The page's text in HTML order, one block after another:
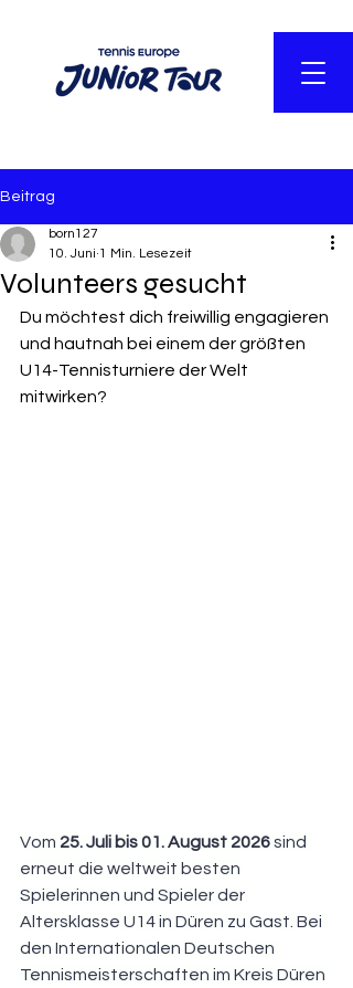
Beitrag
Volunteers gesucht
born127
10. Juni 1 Min. Lesezeit
Du möchtest dich freiwillig engagieren
und hautnah bei einem der größten
U14-Tennisturniere der Welt
mitwirken?
Vom 25. Juli bis 01. August 2026 sind
erneut die weltweit besten
Spielerinnen und Spieler der
Altersklasse U14 in Düren zu Gast. Bei
den Internationalen Deutschen
Tennismeisterschaften im Kreis Düren